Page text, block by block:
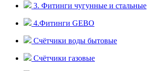
3. Фитинги чугунные и стальные
4.Фитинги GEBO
Счётчики воды бытовые
Счётчики газовые